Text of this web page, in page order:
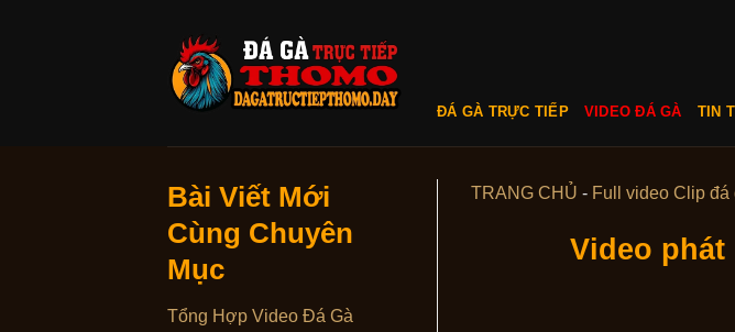
ĐÁ GÀ TRỰC TIẾP VIDEO ĐÁ GÀ TIN
Bài Viết Mới
Cùng Chuyên
Mục
Tổng Hợp Video Đá Gà
TRANG CHỦ - Full video Clip đá
Video phát